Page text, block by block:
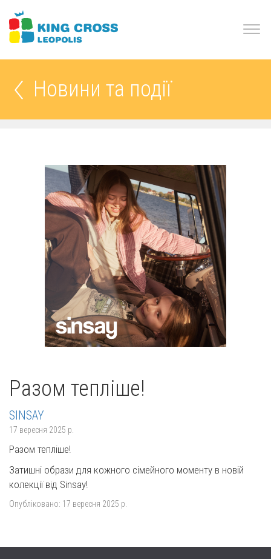
Новини та події
Разом тепліше!
SINSAY
17 вересня 2025 р.
Разом тепліше!
Затишні образи для кожного сімейного моменту в новій
колекції від Sinsay!
Опубліковано: 17 вересня 2025 р.